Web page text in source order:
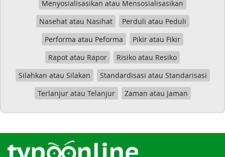
Menyosialisasikan atau Mensosialisasikan
Nasehat atau Nasihat
Perduli atau Peduli
Performa atau Peforma
Pikir atau Fikir
Rapot atau Rapor
Risiko atau Resiko
Silahkan atau Silakan
Standardisasi atau Standarisasi
Terlanjur atau Telanjur
Zaman atau Jaman